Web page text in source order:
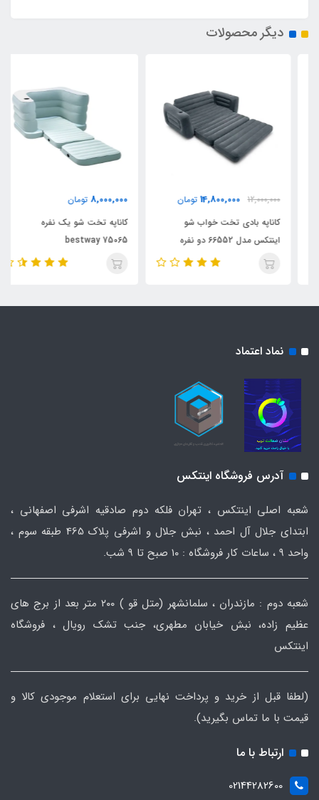
دیگر محصولات
12,000,000
14,800,000 تومان
کاناپه بادی تخت خواب شو
اینتکس مدل 66552 دو نفره
8,000,000 تومان
کاناپه تخت شو یک نفره
bestway 75065
نماد اعتماد
آدرس فروشگاه اینتکس
شعبه اصلی اینتکس ، تهران فلکه دوم صادقیه اشرفی اصفهانی ،
ابتدای جلال آل احمد ، نبش جلال و اشرفی پلاک 465 طبقه سوم ،
واحد ۹ ، ساعات کار فروشگاه : ۱۰ صبح تا ۹ شب.
شعبه دوم : مازندران ، سلمانشهر (متل قو ) ۲۰۰ متر بعد از برج های
عظیم زاده، نبش خیابان مطهری، جنب تشک رویال ، فروشگاه
اینتکس
(لطفا قبل از خرید و پرداخت نهایی برای استعلام موجودی کالا و
قیمت با ما تماس بگیرید).
ارتباط با ما
02144282600